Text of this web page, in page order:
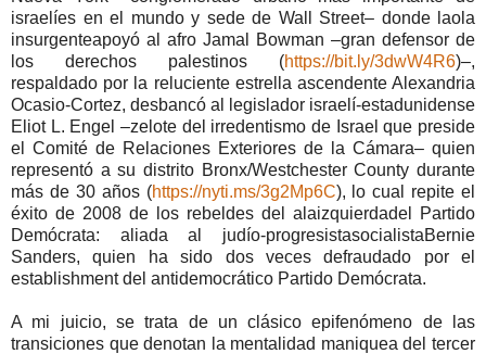
israelíes en el mundo y sede de Wall Street– donde laola
insurgenteapoyó al afro Jamal Bowman –gran defensor de
los derechos palestinos (https://bit.ly/3dwW4R6)–,
respaldado por la reluciente estrella ascendente Alexandria
Ocasio-Cortez, desbancó al legislador israelí-estadunidense
Eliot L. Engel –zelote del irredentismo de Israel que preside
el Comité de Relaciones Exteriores de la Cámara– quien
representó a su distrito Bronx/Westchester County durante
más de 30 años (https://nyti.ms/3g2Mp6C), lo cual repite el
éxito de 2008 de los rebeldes del alaizquierdadel Partido
Demócrata: aliada al judío-progresistasocialistaBernie
Sanders, quien ha sido dos veces defraudado por el
establishment del antidemocrático Partido Demócrata.
A mi juicio, se trata de un clásico epifenómeno de las
transiciones que denotan la mentalidad maniquea del tercer